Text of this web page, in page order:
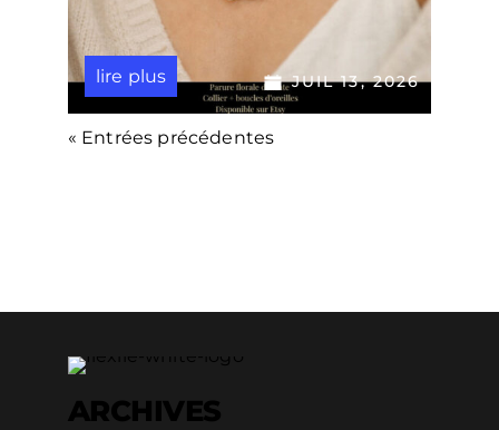
JUIL 13, 2026
lire plus
« Entrées précédentes
ARCHIVES